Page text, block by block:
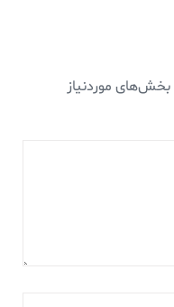
بخش‌های موردنیاز